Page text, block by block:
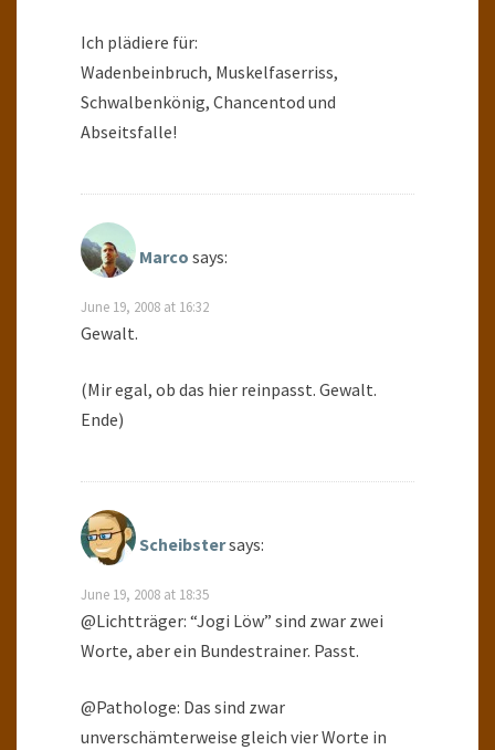
Ich plädiere für:
Wadenbeinbruch, Muskelfaserriss,
Schwalbenkönig, Chancentod und
Abseitsfalle!
Marco says:
June 19, 2008 at 16:32
Gewalt.
(Mir egal, ob das hier reinpasst. Gewalt.
Ende)
Scheibstersays:
June 19, 2008 at 18:35
@Lichtträger: “Jogi Löw” sind zwar zwei
Worte, aber ein Bundestrainer. Passt.
@Pathologe: Das sind zwar
unverschämterweise gleich vier Worte in